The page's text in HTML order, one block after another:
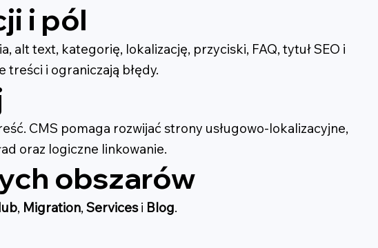
i pól
alt text, kategorię, lokalizację, przyciski, FAQ, tytuł SEO i
treści i ograniczają błędy.
CMS pomaga rozwijać strony usługowo-lokalizacyjne,
oraz logiczne linkowanie.
obszarów
, Migration,Servicesi Blog.